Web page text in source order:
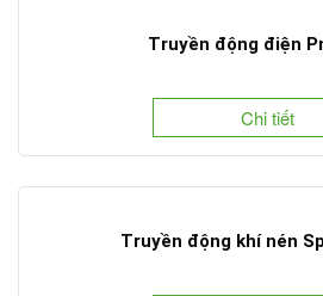
Truyền động điện
Chi tiết
Truyền động khí nén